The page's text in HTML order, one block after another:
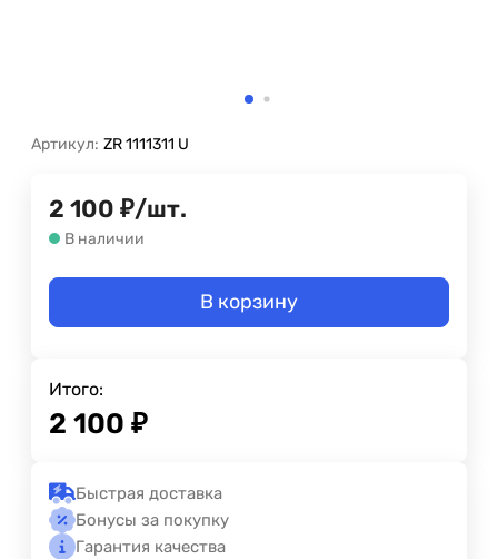
Артикул: ZR 1111311 U
2 100 ₽/шт.
В наличии
В корзину
Итого:
2 100 ₽
Быстрая доставка
Бонусы за покупку
Гарантия качества